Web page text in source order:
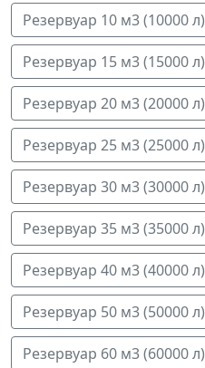
Резервуар 10 м3 (10000 л)
Резервуар 15 м3 (15000 л)
Pезервуар 20 м3 (20000 л)
Резервуар 25 м3 (25000 л)
Резервуар 30 м3 (30000 л)
Резервуар 35 м3 (35000 л)
Резервуар 40 м3 (40000 л)
Резервуар 50 м3 (50000 л)
Резервуар 60 м3 (60000 л)